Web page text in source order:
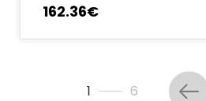
162.36€
1 6